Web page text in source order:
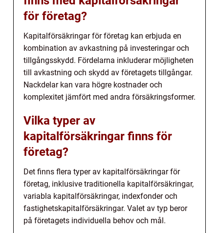
för företag?
Kapitalförsäkringar för företag kan erbjuda en
kombination av avkastning på investeringar och
tillgångsskydd. Fördelarna inkluderar möjligheten
till avkastning och skydd av företagets tillgångar.
Nackdelar kan vara högre kostnader och
komplexitet jämfört med andra försäkringsformer.
Vilka typer av
kapitalförsäkringar finns för
företag?
Det finns flera typer av kapitalförsäkringar för
företag, inklusive traditionella kapitalförsäkringar,
variabla kapitalförsäkringar, indexfonder och
fastighetskapitalförsäkringar. Valet av typ beror
på företagets individuella behov och mål.